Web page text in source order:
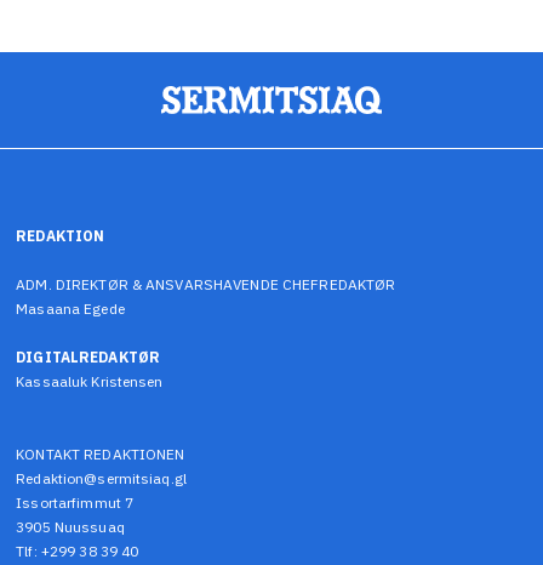
REDAKTION
ADM. DIREKTØR & ANSVARSHAVENDE CHEFREDAKTØR
Masaana Egede
DIGITALREDAKTØR
Kassaaluk Kristensen
KONTAKT REDAKTIONEN
Redaktion@sermitsiaq.gl
Issortarfimmut 7
3905 Nuussuaq
Tlf: +299 38 39 40